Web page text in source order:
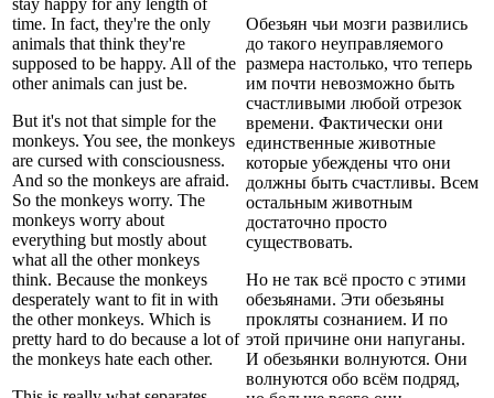
stay happy for any length of
time. In fact, they're the only
animals that think they're
supposed to be happy. All of the
other animals can just be.
But it's not that simple for the
monkeys. You see, the monkeys
are cursed with consciousness.
And so the monkeys are afraid.
So the monkeys worry. The
monkeys worry about
everything but mostly about
what all the other monkeys
think. Because the monkeys
desperately want to fit in with
the other monkeys. Which is
pretty hard to do because a lot of
the monkeys hate each other.
Обезьян чьи мозги развились
до такого неуправляемого
размера настолько, что теперь
им почти невозможно быть
счастливыми любой отрезок
времени. Фактически они
единственные животные
которые убеждены что они
должны быть счастливы. Всем
остальным животным
достаточно просто
существовать.
Но не так всё просто с этими
обезьянами. Эти обезьяны
прокляты сознанием. И по
этой причине они напуганы.
И обезьянки волнуются. Они
волнуются обо всём подряд,